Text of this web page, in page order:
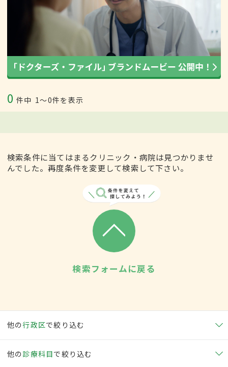
0 件中 1〜0件を表示
検索条件に当てはまるクリニック・病院は見つかりませ
んでした。再度条件を変更して検索して下さい。
検索フォームに戻る
他の行政区で絞り込む
他の 診療科目で絞り込む